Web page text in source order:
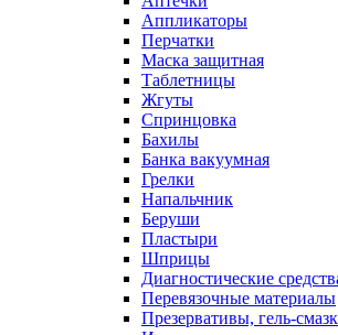
Аппликаторы
Перчатки
Маска защитная
Таблетницы
Жгуты
Спринцовка
Бахилы
Банка вакуумная
Грелки
Напальчник
Беруши
Пластыри
Шприцы
Диагностические
Перевязочные материалы
Презервативы, гель-